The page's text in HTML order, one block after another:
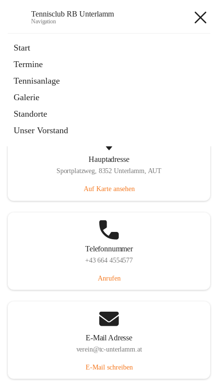
Tennisclub RB Unterlamm
Navigation
Start
Termine
Tennisanlage
Galerie
Standorte
Unser Vorstand
Externe Webseite
in
Tab
Hauptadresse
Sportplatzweg, 8352 Unterlamm, AUT
Auf Karte ansehen
Telefonnummer
+43 664 4554577
Anrufen
E-Mail Adresse
verein@tc-unterlamm.at
E-Mail schreiben